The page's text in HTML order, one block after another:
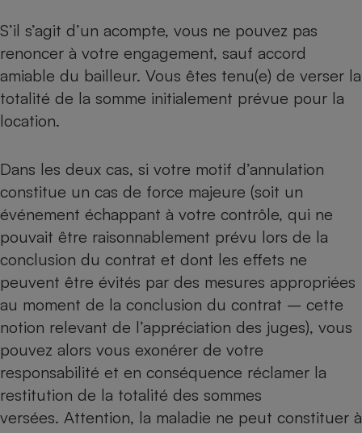
S’il s’agit d’un acompte, vous ne pouvez pas
renoncer à votre engagement, sauf accord
amiable du bailleur. Vous êtes tenu(e) de verser la
totalité de la somme initialement prévue pour la
location.
Dans les deux cas, si votre motif d’annulation
constitue un cas de force majeure (soit un
événement échappant à votre contrôle, qui ne
pouvait être raisonnablement prévu lors de la
conclusion du contrat et dont les effets ne
peuvent être évités par des mesures appropriées
au moment de la conclusion du contrat – cette
notion relevant de l’appréciation des juges), vous
pouvez alors vous exonérer de votre
responsabilité et en conséquence réclamer la
restitution de la totalité des sommes
versées. Attention, la maladie ne peut constituer à